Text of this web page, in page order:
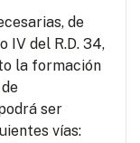
de
IV del R.D. 34,
la formación
ser
vías: